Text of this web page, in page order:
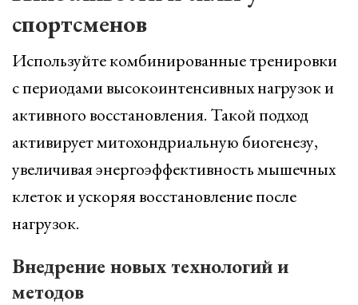
спортсменов
Используйте комбинированные тренировки
с периодами высокоинтенсивных нагрузок и
активного восстановления. Такой подход
активирует митохондриальную биогенезу,
увеличивая энергоэффективность мышечных
клеток и ускоряя восстановление после
нагрузок.
Внедрение новых технологий и
методов